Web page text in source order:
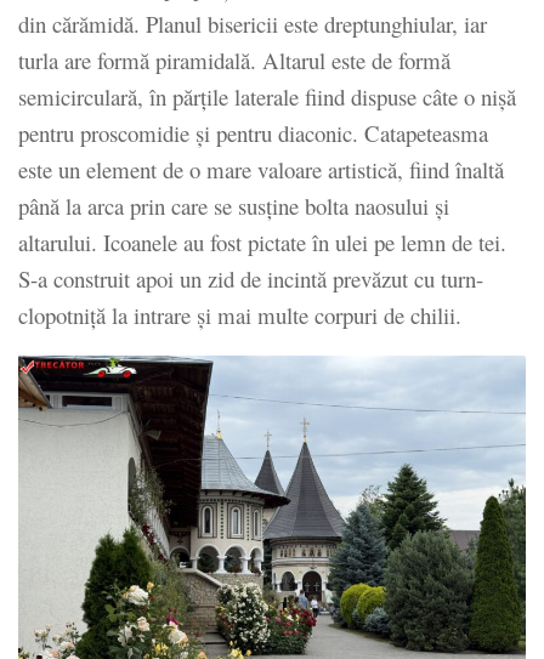
din cărămidă. Planul bisericii este dreptunghiular, iar
turla are formă piramidală. Altarul este de formă
semicirculară, în părțile laterale fiind dispuse câte o nișă
pentru proscomidie și pentru diaconic. Catapeteasma
este un element de o mare valoare artistică, fiind înaltă
până la arca prin care se susține bolta naosului și
altarului. Icoanele au fost pictate în ulei pe lemn de tei.
S-a construit apoi un zid de incintă prevăzut cu turn-
clopotniță la intrare și mai multe corpuri de chilii.